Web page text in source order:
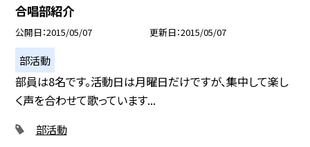
合唱部紹介
公開日 2015/05/07 更新日 2015/05/07
部活動
部員は8名です。活動日は月曜日だけですが、集中して楽し
く声を合わせて歌っています...
部活動